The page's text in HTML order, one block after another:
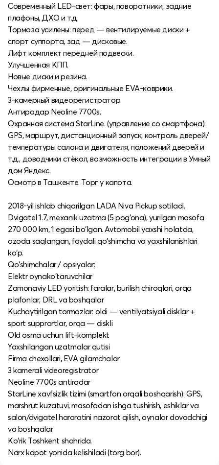
Современный LED-свет: фары, поворотники, задние
плафоны, ДХО и т.д.
Тормоза усилены: перед — вентилируемые диски +
спорт суппорта, зад — дисковые.
Лифт комплект передней подвески.
Улучшенная КПП.
Новые диски и резина.
Чехлы фирменные, оригинальные EVA-коврики.
3-камерный видеорегистратор.
Антирадар Neoline 7700s.
Охранная система StarLine. (управление со смартфона):
GPS, маршрут, дистанционный запуск, контроль дверей/
температуры салона и двигателя, положений дверей и
т.д., доводчики стёкол, возможность интеграции в Умный
дом Яндекс.
Осмотр в Ташкенте. Торг у капота.
2018-yil ishlab chiqarilgan LADA Niva Pickup sotiladi.
Dvigatel 1.7, mexanik uzatma (5 pog‘ona), yurilgan masofa
270 000 km, 1 egasi bo‘lgan. Avtomobil yaxshi holatda,
ozoda saqlangan, foydali qo‘shimcha va yaxshilanishlari
ko‘p.
Qo‘shimchalar / opsiyalar:
Elektr oynako‘taruvchilar
Zamonaviy LED yoritish: faralar, burilish chiroqlari, orqa
plafonlar, DRL va boshqalar
Kuchaytirilgan tormozlar: oldi — ventilyatsiyali disklar +
sport supprortlar, orqa — diskli
Old osma uchun lift-komplekt
Yaxshilangan uzatmalar qutisi
Firma chexollari, EVA gilamchalar
3 kamerali videoregistrator
Neoline 7700s antiradar
StarLine xavfsizlik tizimi (smartfon orqali boshqarish): GPS,
marshrut kuzatuvi, masofadan ishga tushirish, eshiklar va
salon/dvigatel haroratini nazorat qilish, oynalar dovodchigi
va boshqalar
Ko‘rik Toshkent shahrida.
Narx kapot yonida kelishiladi (torg bor).